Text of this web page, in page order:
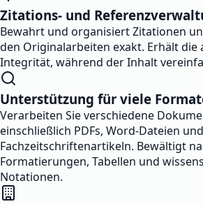
Zitations- und
Bewahrt und organisiert Zitationen
den Originalarbeiten exakt. Erhält die
Integrität, während der Inhalt
Unterstützung für viele
Verarbeiten Sie verschiedene
einschließlich PDFs, Word-Dateien
Fachzeitschriftenartikeln. Bewältigt
Formatierungen, Tabellen und
Notationen.